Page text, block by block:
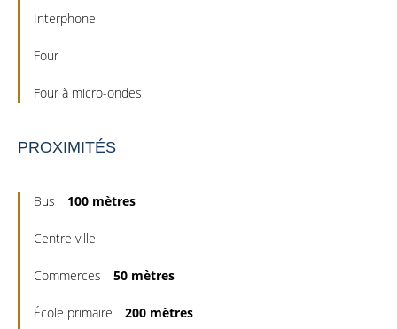
Interphone
Four
Four à micro-ondes
PROXIMITÉS
Bus 100 mètres
Centre ville
Commerces 50 mètres
École primaire 200 mètres